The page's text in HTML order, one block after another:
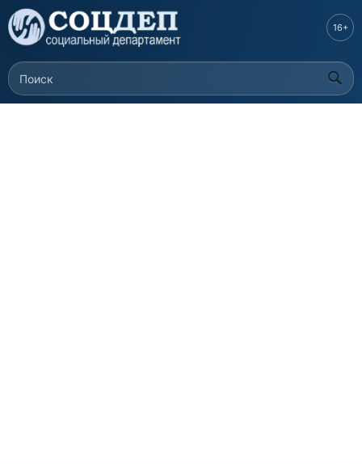
Перейти к
основному
содержанию
Форма поиска
Поиск
16+